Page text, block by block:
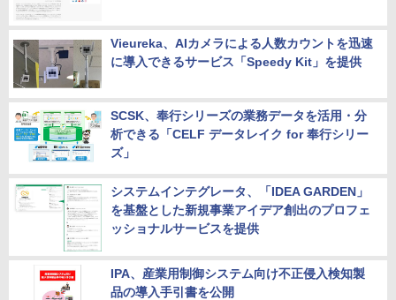
Vieureka、AIカメラによる人数カウントを迅速
に導入できるサービス「Speedy Kit」を提供
SCSK、奉行シリーズの業務データを活用・分
析できる「CELF データレイク for 奉行シリー
ズ」
システムインテグレータ、「IDEA GARDEN」
を基盤とした新規事業アイデア創出のプロフェ
ッショナルサービスを提供
IPA、産業用制御システム向け不正侵入検知製
品の導入手引書を公開